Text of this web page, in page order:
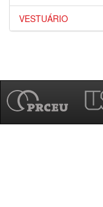
VESTUÁRIO